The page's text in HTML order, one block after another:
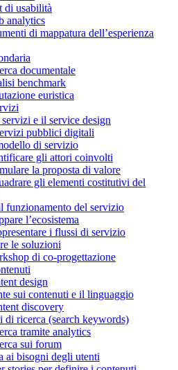
di usabilità
analytics
di mappatura dell’esperienza
documentale
benchmark
euristica
e il service design
pubblici digitali
di servizio
gli attori coinvolti
la proposta di valore
gli elementi costitutivi del
funzionamento del servizio
l’ecosistema
i flussi di servizio
le soluzioni
di co-progettazione
design
sui contenuti e il linguaggio
discovery
di ricerca (search keywords)
tramite analytics
sui forum
ai bisogni degli utenti